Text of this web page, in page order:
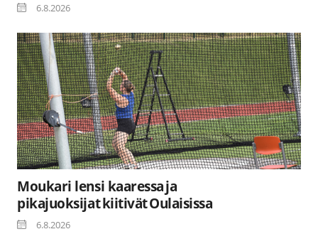
6.8.2026
Moukari lensi kaaressa ja
pikajuoksijat kiitivät Oulaisissa
6.8.2026